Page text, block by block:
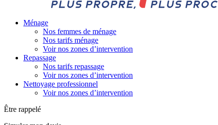
Ménage
Nos femmes de ménage
Nos tarifs ménage
Voir nos zones d’intervention
Repassage
Nos tarifs repassage
Voir nos zones d’intervention
Nettoyage professionnel
Voir nos zones d’intervention
Être rappelé